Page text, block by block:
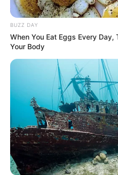
BUZZ DAY
When You Eat Eggs Every
Your Body